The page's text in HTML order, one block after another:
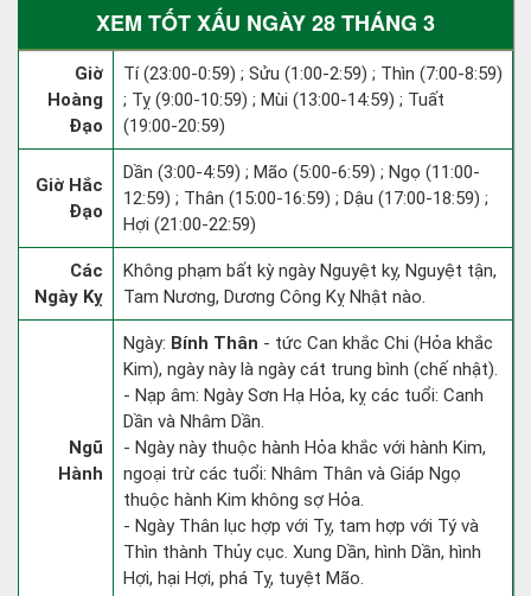
XEM TỐT XẤU NGÀY 28 THÁNG 3
Giờ
Hoàng
Đạo
Tí (23:00-0:59) ; Sửu (1:00-2:59) ; Thìn (7:00-8:59)
; Tỵ (9:00-10:59) ; Mùi (13:00-14:59) ; Tuất
(19:00-20:59)
Giờ Hắc
Đạo
Dần (3:00-4:59) ; Mão (5:00-6:59) ; Ngọ (11:00-
12:59) ; Thân (15:00-16:59) ; Dậu (17:00-18:59) ;
Hợi (21:00-22:59)
Các
Ngày Kỵ
Không phạm bất kỳ ngày Nguyệt kỵ, Nguyệt tận,
Tam Nương, Dương Công Kỵ Nhật nào.
Ngũ
Hành
Ngày: Bính Thân - tức Can khắc Chi (Hỏa khắc
Kim), ngày này là ngày cát trung bình (chế nhật).
- Nạp âm: Ngày Sơn Hạ Hỏa, kỵ các tuổi: Canh
Dần và Nhâm Dần.
- Ngày này thuộc hành Hỏa khắc với hành Kim,
ngoại trừ các tuổi: Nhâm Thân và Giáp Ngọ
thuộc hành Kim không sợ Hỏa.
- Ngày Thân lục hợp với Tỵ, tam hợp với Tý và
Thìn thành Thủy cục. Xung Dần, hình Dần, hình
Hợi, hại Hợi, phá Tỵ, tuyệt Mão.